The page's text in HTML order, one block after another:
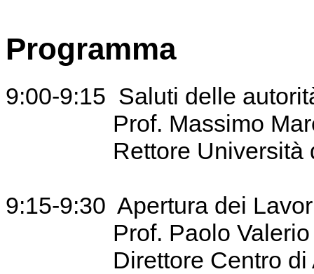
Programma
9:00-9:15 Saluti delle
Prof. Massimo
Rettore Università di
9:15-9:30 Apertura dei
Prof. Paolo Valerio
Direttore Centro di